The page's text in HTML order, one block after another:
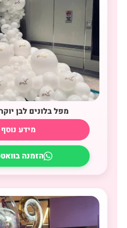
מפל בלונים לבן
מידע נוסף
הזמנה